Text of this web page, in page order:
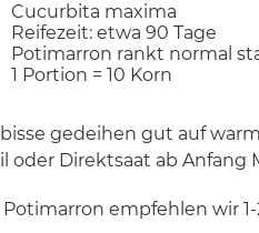
Cucurbita maxima
Reifezeit: etwa 90 Tage
Potimarron rankt normal
1 Portion = 10 Korn
gedeihen gut auf
oder Direktsaat ab Anfang
Potimarron empfehlen wir